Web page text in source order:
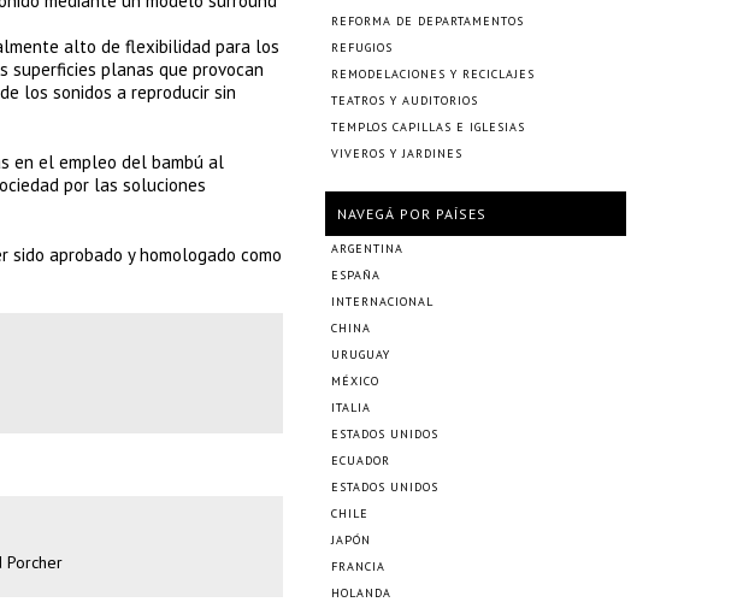
alto de flexibilidad para los
superficies planas que provocan
los sonidos a reproducir sin
en el empleo del bambú al
por las soluciones
aprobado y homologado como
Porcher
REFORMA DE DEPARTAMENTOS
REFUGIOS
REMODELACIONES Y RECICLAJES
TEATROS Y AUDITORIOS
TEMPLOS CAPILLAS E IGLESIAS
VIVEROS Y JARDINES
NAVEGÁ POR PAÍSES
ARGENTINA
ESPAÑA
INTERNACIONAL
CHINA
URUGUAY
MÉXICO
ITALIA
ESTADOS UNIDOS
ECUADOR
ESTADOS UNIDOS
CHILE
JAPÓN
FRANCIA
HOLANDA